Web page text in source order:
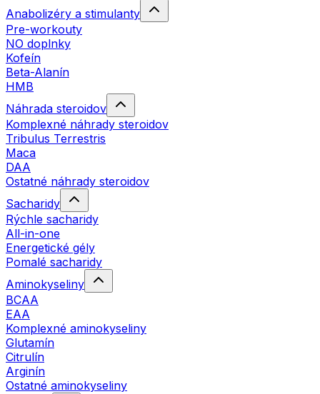
Anabolizéry a stimulanty
Pre-workouty
NO doplnky
Kofeín
Beta-Alanín
HMB
Náhrada steroidov
Komplexné náhrady steroidov
Tribulus Terrestris
Maca
DAA
Ostatné náhrady steroidov
Sacharidy
Rýchle sacharidy
All-in-one
Energetické gély
Pomalé sacharidy
Aminokyseliny
BCAA
EAA
Komplexné aminokyseliny
Glutamín
Citrulín
Arginín
Ostatné aminokyseliny